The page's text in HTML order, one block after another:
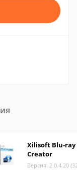
Xilisoft Blu-ray
Creator
Версия: 2.0.4.20